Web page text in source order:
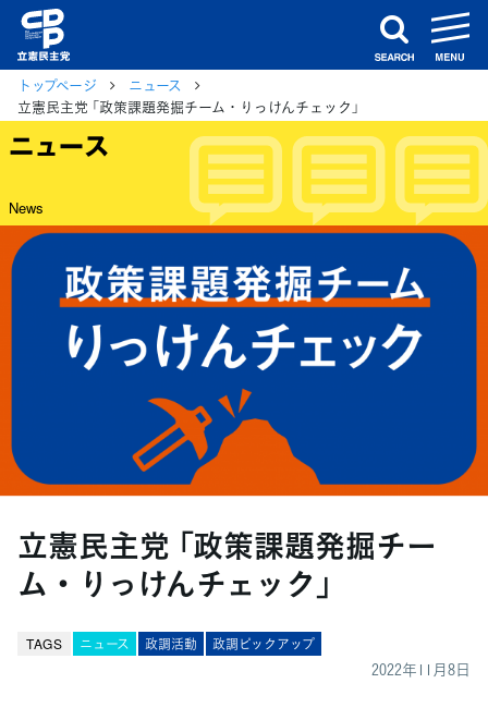
search
トップページ
ニュース
立憲民主党 「政策課題発掘チーム・りっけんチェック」
ニュース
News
立憲民主党 「政策課題発掘チー
ム・りっけんチェック」
TAGS ニュース 政調活動 政調ピックアップ
2022年11月8日